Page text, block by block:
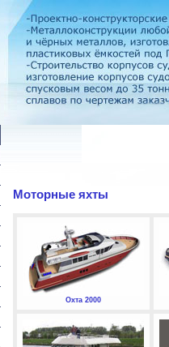
Моторные яхты
Охта 2000